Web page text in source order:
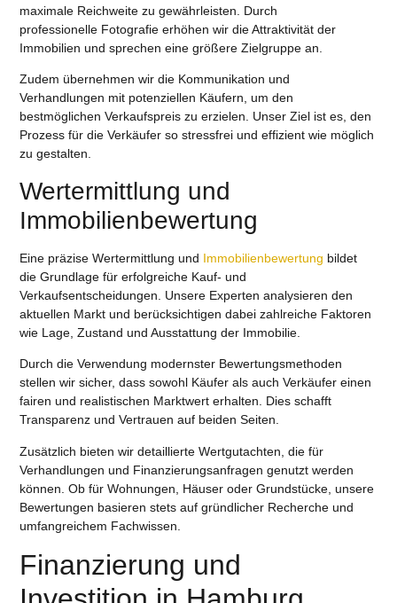
maximale Reichweite zu gewährleisten. Durch
professionelle Fotografieerhöhen wir die Attraktivität der
Immobilien und sprechen eine größere Zielgruppe an.
Zudem übernehmen wir die Kommunikation und
Verhandlungen mit potenziellen Käufern, um den
bestmöglichen Verkaufspreis zu erzielen. Unser Ziel ist es, den
Prozess für dieVerkäufer so stressfrei und effizient wie möglich
zu gestalten.
Wertermittlung und
Immobilienbewertung
Eine präziseWertermittlung und Immobilienbewertung bildet
die Grundlage für erfolgreiche Kauf- und
Verkaufsentscheidungen. Unsere Experten analysieren den
aktuellen Markt und berücksichtigen dabei zahlreiche Faktoren
wie Lage, Zustand und Ausstattung der Immobilie.
Durch die Verwendung modernster Bewertungsmethoden
stellen wir sicher, dass sowohl Käufer als auch Verkäufer einen
fairen und realistischen Marktwert erhalten. Dies schafft
Transparenz und Vertrauen auf beiden Seiten.
Zusätzlich bieten wir detaillierteWertgutachten , die für
Verhandlungen und Finanzierungsanfragen genutzt werden
können. Ob fürWohnungen, Häuser oderGrundstücke , unsere
Bewertungen basieren stets auf gründlicher Recherche und
umfangreichem Fachwissen.
Finanzierung und